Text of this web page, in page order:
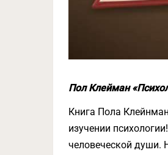
Пол Клейман
Книга Пола
изучении
человеческой души.